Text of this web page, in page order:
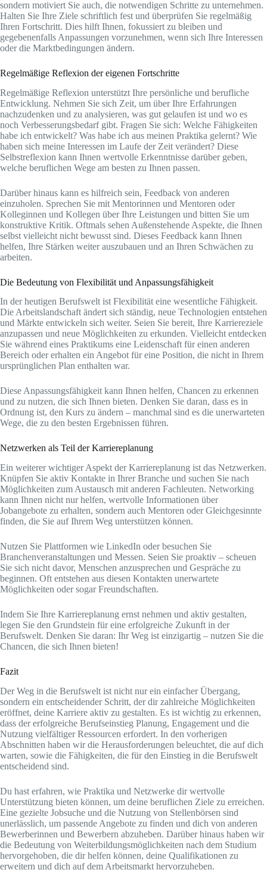
sondern motiviert Sie auch, die notwendigen Schritte zu unternehmen.
Halten Sie Ihre Ziele schriftlich fest und überprüfen Sie regelmäßig
Ihren Fortschritt. Dies hilft Ihnen, fokussiert zu bleiben und
gegebenenfalls Anpassungen vorzunehmen, wenn sich Ihre Interessen
oder die Marktbedingungen ändern.
Regelmäßige Reflexion der eigenen Fortschritte
Regelmäßige Reflexion unterstützt Ihre persönliche und berufliche
Entwicklung. Nehmen Sie sich Zeit, um über Ihre Erfahrungen
nachzudenken und zu analysieren, was gut gelaufen ist und wo es
noch Verbesserungsbedarf gibt. Fragen Sie sich: Welche Fähigkeiten
habe ich entwickelt? Was habe ich aus meinen Praktika gelernt? Wie
haben sich meine Interessen im Laufe der Zeit verändert? Diese
Selbstreflexion kann Ihnen wertvolle Erkenntnisse darüber geben,
welche beruflichen Wege am besten zu Ihnen passen.
Darüber hinaus kann es hilfreich sein, Feedback von anderen
einzuholen. Sprechen Sie mit Mentorinnen und Mentoren oder
Kolleginnen und Kollegen über Ihre Leistungen und bitten Sie um
konstruktive Kritik. Oftmals sehen Außenstehende Aspekte, die Ihnen
selbst vielleicht nicht bewusst sind. Dieses Feedback kann Ihnen
helfen, Ihre Stärken weiter auszubauen und an Ihren Schwächen zu
arbeiten.
Die Bedeutung von Flexibilität und Anpassungsfähigkeit
In der heutigen Berufswelt ist Flexibilität eine wesentliche Fähigkeit.
Die Arbeitslandschaft ändert sich ständig, neue Technologien entstehen
und Märkte entwickeln sich weiter. Seien Sie bereit, Ihre Karriereziele
anzupassen und neue Möglichkeiten zu erkunden. Vielleicht entdecken
Sie während eines Praktikums eine Leidenschaft für einen anderen
Bereich oder erhalten ein Angebot für eine Position, die nicht in Ihrem
ursprünglichen Plan enthalten war.
Diese Anpassungsfähigkeit kann Ihnen helfen, Chancen zu erkennen
und zu nutzen, die sich Ihnen bieten. Denken Sie daran, dass es in
Ordnung ist, den Kurs zu ändern – manchmal sind es die unerwarteten
Wege, die zu den besten Ergebnissen führen.
Netzwerken als Teil der Karriereplanung
Ein weiterer wichtiger Aspekt der Karriereplanung ist das Netzwerken.
Knüpfen Sie aktiv Kontakte in Ihrer Branche und suchen Sie nach
Möglichkeiten zum Austausch mit anderen Fachleuten. Networking
kann Ihnen nicht nur helfen, wertvolle Informationen über
Jobangebote zu erhalten, sondern auch Mentoren oder Gleichgesinnte
finden, die Sie auf Ihrem Weg unterstützen können.
Nutzen Sie Plattformen wie LinkedIn oder besuchen Sie
Branchenveranstaltungen und Messen. Seien Sie proaktiv – scheuen
Sie sich nicht davor, Menschen anzusprechen und Gespräche zu
beginnen. Oft entstehen aus diesen Kontakten unerwartete
Möglichkeiten oder sogar Freundschaften.
Indem Sie Ihre Karriereplanung ernst nehmen und aktiv gestalten,
legen Sie den Grundstein für eine erfolgreiche Zukunft in der
Berufswelt. Denken Sie daran: Ihr Weg ist einzigartig – nutzen Sie die
Chancen, die sich Ihnen bieten!
Fazit
Der Weg in die Berufswelt ist nicht nur ein einfacher Übergang,
sondern ein entscheidender Schritt, der dir zahlreiche Möglichkeiten
eröffnet, deine Karriere aktiv zu gestalten. Es ist wichtig zu erkennen,
dass der erfolgreiche Berufseinstieg Planung, Engagement und die
Nutzung vielfältiger Ressourcen erfordert. In den vorherigen
Abschnitten haben wir die Herausforderungen beleuchtet, die auf dich
warten, sowie die Fähigkeiten, die für den Einstieg in die Berufswelt
entscheidend sind.
Du hast erfahren, wie Praktika und Netzwerke dir wertvolle
Unterstützung bieten können, um deine beruflichen Ziele zu erreichen.
Eine gezielte Jobsuche und die Nutzung von Stellenbörsen sind
unerlässlich, um passende Angebote zu finden und dich von anderen
Bewerberinnen und Bewerbern abzuheben. Darüber hinaus haben wir
die Bedeutung von Weiterbildungsmöglichkeiten nach dem Studium
hervorgehoben, die dir helfen können, deine Qualifikationen zu
erweitern und dich auf dem Arbeitsmarkt hervorzuheben.